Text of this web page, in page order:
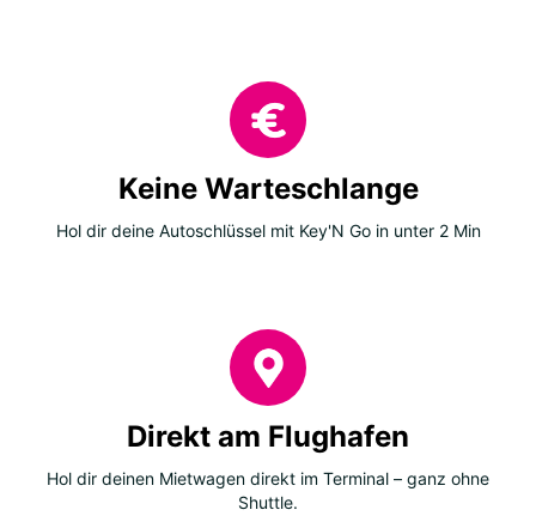
Keine Warteschlange
Hol dir deine Autoschlüssel mit Key'N Go in unter 2 Min
Direkt am Flughafen
Hol dir deinen Mietwagen direkt im Terminal – ganz ohne
Shuttle.